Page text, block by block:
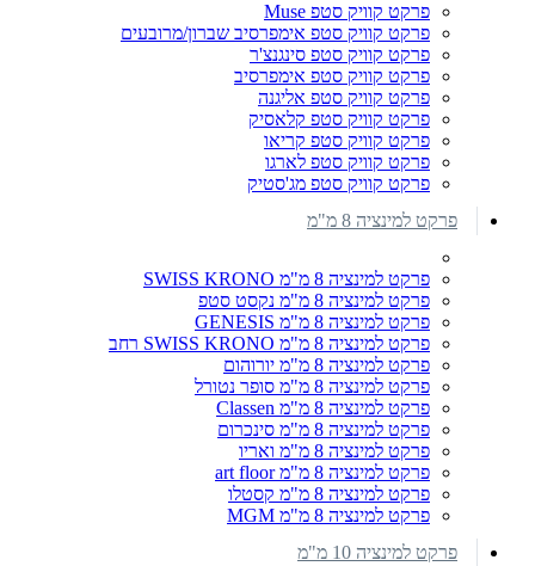
פרקט קוויק סטפ Muse
פרקט קוויק סטפ אימפרסיב שברון/מרובעים
פרקט קוויק סטפ סינגנצ'ר
פרקט קוויק סטפ אימפרסיב
פרקט קוויק סטפ אליגנה
פרקט קוויק סטפ קלאסיק
פרקט קוויק סטפ קריאו
פרקט קוויק סטפ לארגו
פרקט קוויק סטפ מג'סטיק
פרקט למינציה 8 מ"מ
פרקט למינציה 8 מ"מ SWISS KRONO
פרקט למינציה 8 מ"מ נקסט סטפ
פרקט למינציה 8 מ"מ GENESIS
פרקט למינציה 8 מ"מ SWISS KRONO רחב
פרקט למינציה 8 מ"מ יורוהום
פרקט למינציה 8 מ"מ סופר נטורל
פרקט למינציה 8 מ"מ Classen
פרקט למינציה 8 מ"מ סינכרום
פרקט למינציה 8 מ"מ ואריו
פרקט למינציה 8 מ"מ art floor
פרקט למינציה 8 מ"מ קסטלו
פרקט למינציה 8 מ"מ MGM
פרקט למינציה 10 מ"מ